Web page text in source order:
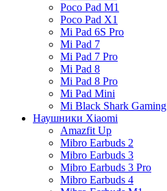
Poco Pad M1
Poco Pad X1
Mi Pad 6S Pro
Mi Pad 7
Mi Pad 7 Pro
Mi Pad 8
Mi Pad 8 Pro
Mi Pad Mini
Mi Black Shark Gaming
Наушники Xiaomi
Amazfit Up
Mibro Earbuds 2
Mibro Earbuds 3
Mibro Earbuds 3 Pro
Mibro Earbuds 4